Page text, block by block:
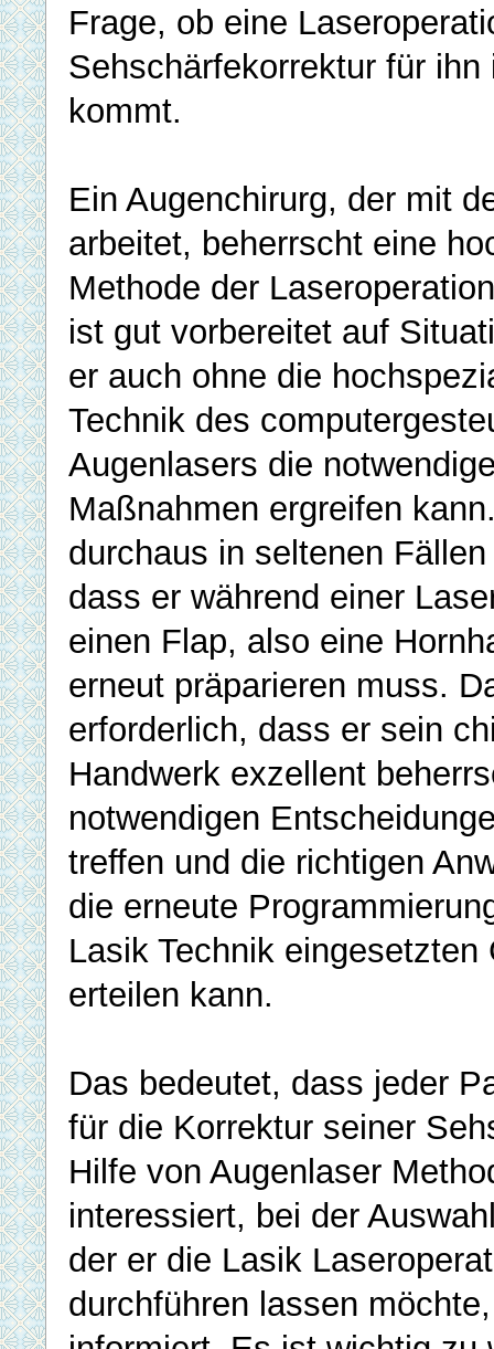
Frage, ob eine
Sehschärfekorrektur für ihn
kommt.
Ein Augenchirurg, der mit
arbeitet, beherrscht eine
Methode der
ist gut vorbereitet auf
er auch ohne die
Technik des
Augenlasers die
Maßnahmen ergreifen
durchaus in seltenen
dass er während einer
einen Flap, also eine
erneut präparieren muss.
erforderlich, dass er sein
Handwerk exzellent
notwendigen
treffen und die richtigen
die erneute
Lasik Technik eingesetzten
erteilen kann.
Das bedeutet, dass jeder
für die Korrektur seiner
Hilfe von Augenlaser
interessiert, bei der
der er die Lasik
durchführen lassen